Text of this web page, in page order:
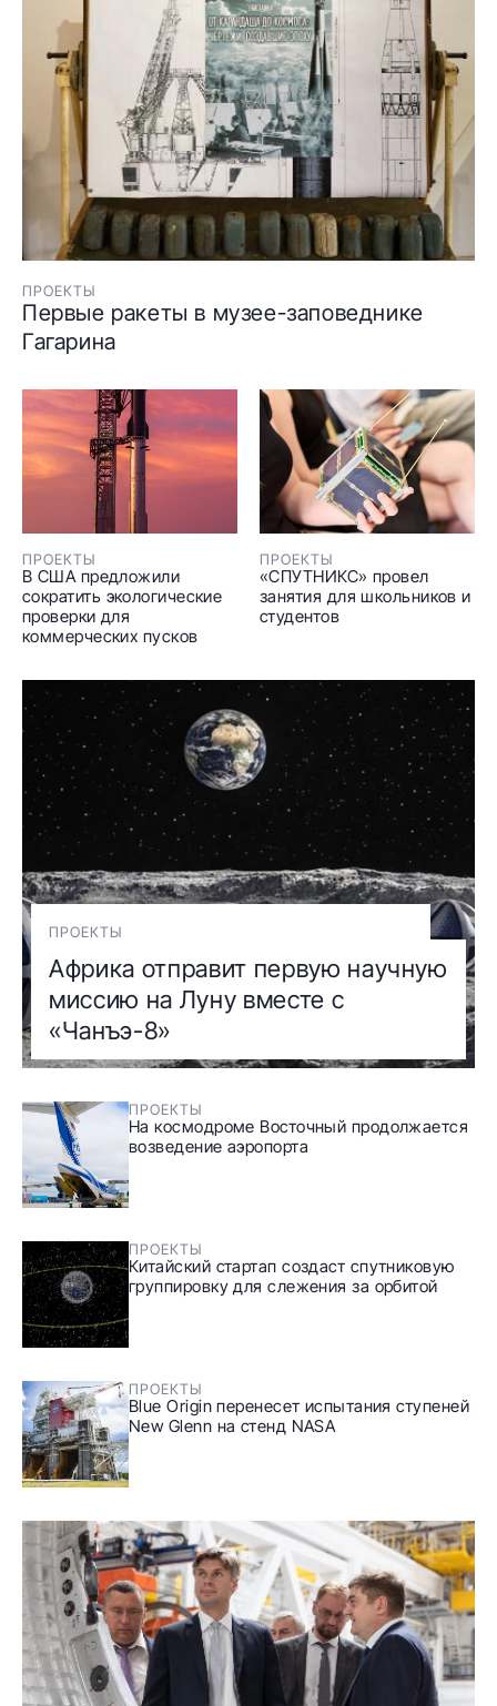
ПРОЕКТЫ
Первые ракеты в музее-заповеднике
Гагарина
ПРОЕКТЫ
В США предложили
сократить экологические
проверки для
коммерческих пусков
ПРОЕКТЫ
«СПУТНИКС» провел
занятия для школьников и
студентов
ПРОЕКТЫ
Африка отправит первую научную
миссию на Луну вместе с
«Чанъэ-8»
ПРОЕКТЫ
На космодроме Восточный продолжается
возведение аэропорта
ПРОЕКТЫ
Китайский стартап создаст спутниковую
группировку для слежения за орбитой
ПРОЕКТЫ
Blue Origin перенесет испытания ступеней
New Glenn на стенд NASA